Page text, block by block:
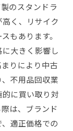
のスタンドラ
く、リサイク
もあります。
大きく影響し
りにより中古
不用品回収業
に買い取り対
は、ブランド
適正価格での